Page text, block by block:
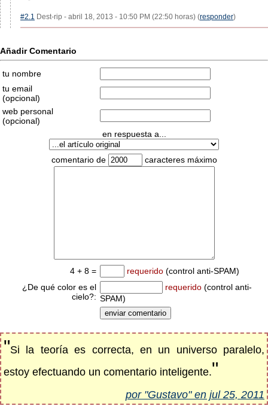
#2.1 Dest-rip - abril 18, 2013 - 10:50 PM (22:50 horas) (responder)
Añadir Comentario
tu nombre
tu email
(opcional)
web personal
(opcional)
en respuesta a...
comentario de caracteres máximo
4 + 8 = requerido (control anti-SPAM)
¿De qué color es el
cielo?:
requerido (control anti-
SPAM)
"Si la teoría es correcta, en un universo paralelo,
estoy efectuando un comentario inteligente."
por "Gustavo" en jul 25, 2011